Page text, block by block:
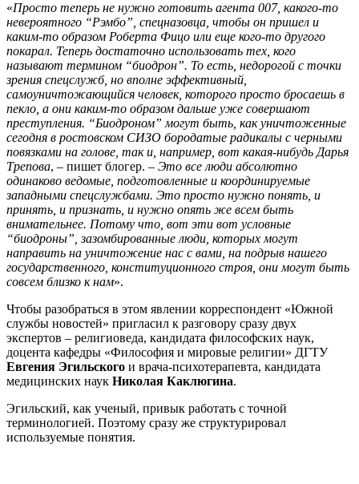
«Просто теперь не нужно готовить агента 007, какого-то
невероятного “Рэмбо”, спецназовца, чтобы он пришел и
каким-то образом Роберта Фицо или еще кого-то другого
покарал. Теперь достаточно использовать тех, кого
называют термином “биодрон”. То есть, недорогой с точки
зрения спецслужб, но вполне эффективный,
самоуничтожающийся человек, которого просто бросаешь в
пекло, а они каким-то образом дальше уже совершают
преступления. “Биодроном” могут быть, как уничтоженные
сегодня в ростовском СИЗО бородатые радикалы с черными
повязками на голове, так и, например, вот какая-нибудь Дарья
Трепова, – пишет блогер. – Это все люди абсолютно
одинаково ведомые, подготовленные и координируемые
западными спецслужбами. Это просто нужно понять, и
принять, и признать, и нужно опять же всем быть
внимательнее. Потому что, вот эти вот условные
“биодроны”, зазомбированные люди, которых могут
направить на уничтожение нас с вами, на подрыв нашего
государственного, конституционного строя, они могут быть
совсем близко к нам».
Чтобы разобраться в этом явлении корреспондент «Южной
службы новостей» пригласил к разговору сразу двух
экспертов – религиоведа, кандидата философских наук,
доцента кафедры «Философия и мировые религии» ДГТУ
Евгения Эгильского и врача-психотерапевта, кандидата
медицинских наук Николая Каклюгина.
Эгильский, как ученый, привык работать с точной
терминологией. Поэтому сразу же структурировал
используемые понятия.